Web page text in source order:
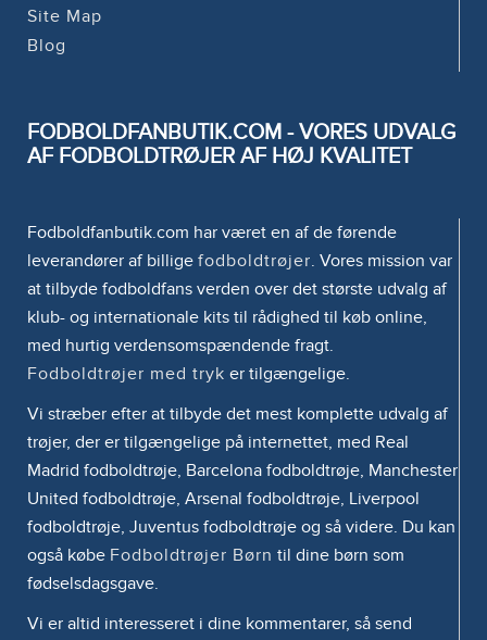
Site Map
Blog
FODBOLDFANBUTIK.COM - VORES UDVALG
AF FODBOLDTRØJER AF HØJ KVALITET
Fodboldfanbutik.com har været en af de førende
leverandører af billige fodboldtrøjer. Vores mission var
at tilbyde fodboldfans verden over det største udvalg af
klub- og internationale kits til rådighed til køb online,
med hurtig verdensomspændende fragt.
Fodboldtrøjer med tryk er tilgængelige.
Vi stræber efter at tilbyde det mest komplette udvalg af
trøjer, der er tilgængelige på internettet, med Real
Madrid fodboldtrøje, Barcelona fodboldtrøje, Manchester
United fodboldtrøje, Arsenal fodboldtrøje, Liverpool
fodboldtrøje, Juventus fodboldtrøje og så videre. Du kan
også købe Fodboldtrøjer Børn til dine børn som
fødselsdagsgave.
Vi er altid interesseret i dine kommentarer, så send